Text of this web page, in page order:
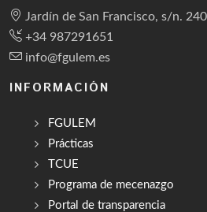
Jardín de San Francisco, s/n.
+34 987291651
info@fgulem.es
INFORMACIÓN
FGULEM
Prácticas
TCUE
Programa de mecenazgo
Portal de transparencia